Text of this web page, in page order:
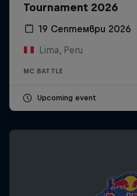
Tournament 2026
19 Септември 2026
Lima, Peru
MC BATTLE
Upcoming event